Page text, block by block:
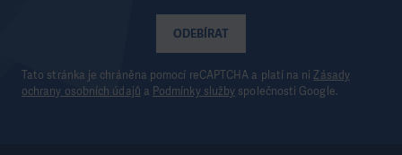
ODEBÍRAT
Tato stránka je chráněna pomocí reCAPTCHA a platí na niZásady
ochrany osobních údajů a Podmínky služby společnosti Google.